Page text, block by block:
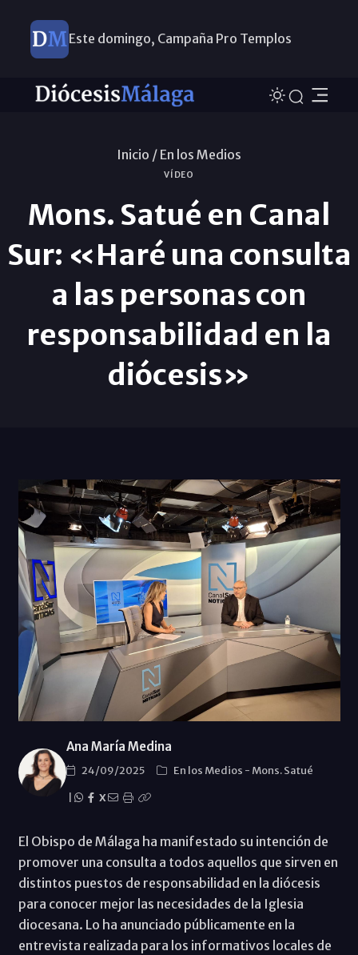
Este domingo, Campaña Pro Templos
Inicio / En los Medios
VÍDEO
Mons. Satué en Canal
Sur: «Haré una consulta
a las personas con
responsabilidad en la
diócesis»
Ana María Medina
24/09/2025 En los Medios - Mons. Satué
X
El Obispo de Málaga ha manifestado su intención de
promover una consulta a todos aquellos que sirven en
distintos puestos de responsabilidad en la diócesis
para conocer mejor las necesidades de la Iglesia
diocesana. Lo ha anunciado públicamente en la
entrevista realizada para los informativos locales de